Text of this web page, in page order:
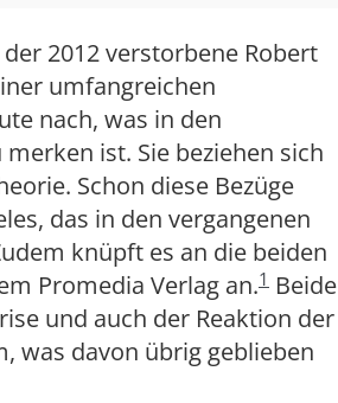
2012 verstorbene Robert
umfangreichen
nach, was in den
ist. Sie beziehen sich
Schon diese Bezüge
das in den vergangenen
knüpft es an die beiden
Promedia Verlag an.1 Beide
und auch der Reaktion der
was davon übrig geblieben